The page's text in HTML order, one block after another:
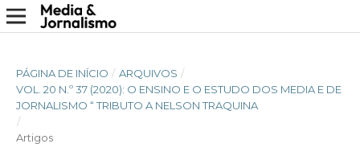
PÁGINA DE INÍCIO / ARQUIVOS /
VOL. 20 N.º 37 (2020): O ENSINO E O ESTUDO DOS MEDIA E DE
JORNALISMO “ TRIBUTO A NELSON TRAQUINA
/
Artigos